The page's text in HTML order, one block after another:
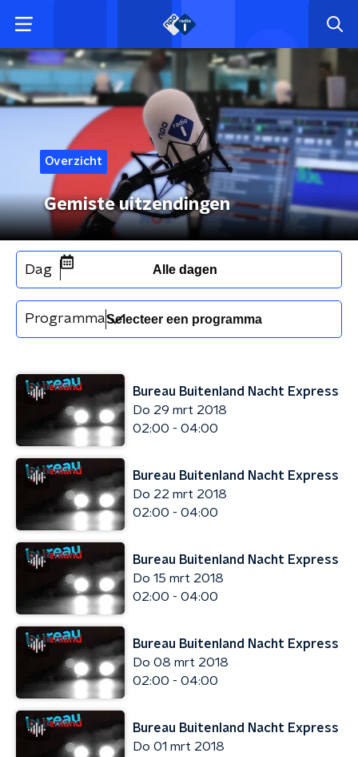
Overzicht
Gemiste uitzendingen
Dag Alle dagen
Programma
Bureau Buitenland Nacht Express
Do 29 mrt 2018
02:00 - 04:00
Bureau Buitenland Nacht Express
Do 22 mrt 2018
02:00 - 04:00
Bureau Buitenland Nacht Express
Do 15 mrt 2018
02:00 - 04:00
Bureau Buitenland Nacht Express
Do 08 mrt 2018
02:00 - 04:00
Bureau Buitenland Nacht Express
Do 01 mrt 2018